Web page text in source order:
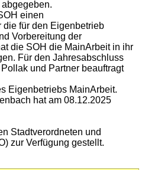
einen
die für den Eigenbetrieb
Vorbereitung der
die SOH die MainArbeit in ihr
Für den Jahresabschluss
und Partner beauftragt
Eigenbetriebs MainArbeit.
hat am 08.12.2025
Stadtverordneten und
zur Verfügung gestellt.